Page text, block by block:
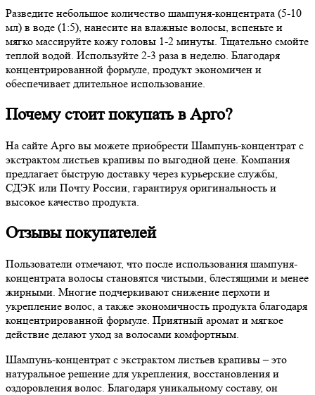
Разведите небольшое количество шампуня-концентрата (5-10
мл) в воде (1:5), нанесите на влажные волосы, вспеньте и
мягко массируйте кожу головы 1-2 минуты. Тщательно смойте
теплой водой. Используйте 2-3 раза в неделю. Благодаря
концентрированной формуле, продукт экономичен и
обеспечивает длительное использование.
Почему стоит покупать в Арго?
На сайте Арго вы можете приобрести Шампунь-концентрат с
экстрактом листьев крапивы по выгодной цене. Компания
предлагает быструю доставку через курьерские службы,
СДЭК или Почту России, гарантируя оригинальность и
высокое качество продукта.
Отзывы покупателей
Пользователи отмечают, что после использования шампуня-
концентрата волосы становятся чистыми, блестящими и менее
жирными. Многие подчеркивают снижение перхоти и
укрепление волос, а также экономичность продукта благодаря
концентрированной формуле. Приятный аромат и мягкое
действие делают уход за волосами комфортным.
Шампунь-концентрат с экстрактом листьев крапивы – это
натуральное решение для укрепления, восстановления и
оздоровления волос. Благодаря уникальному составу, он